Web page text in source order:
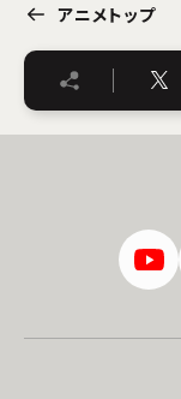
アニメトップ